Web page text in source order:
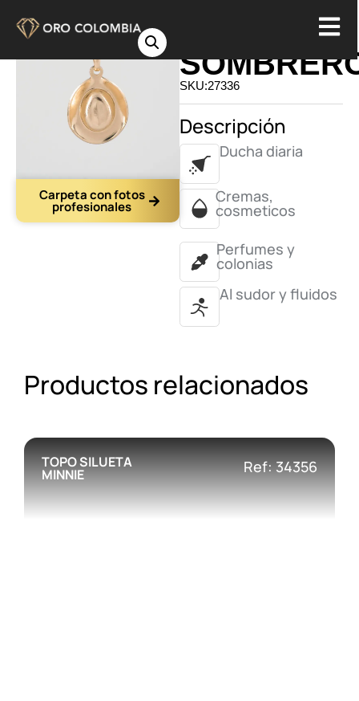
Carpeta con fotos
profesionales
SKU:27336
Descripción
Ducha diaria
Cremas,
cosmeticos
Perfumes y
colonias
Al sudor y fluidos
Productos relacionados
TOPO SILUETA
MINNIE Ref: 34356